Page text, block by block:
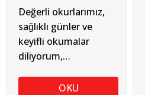
Değerli okurlarımız,
sağlıklı günler ve
keyifli okumalar
diliyorum,
OKU